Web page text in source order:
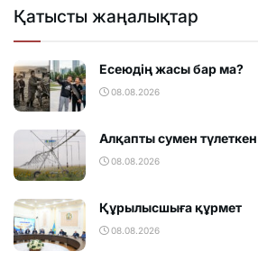
Қатысты жаңалықтар
Есеюдің жасы бар ма?
08.08.2026
Алқапты сумен түлеткен
08.08.2026
Құрылысшыға құрмет
08.08.2026